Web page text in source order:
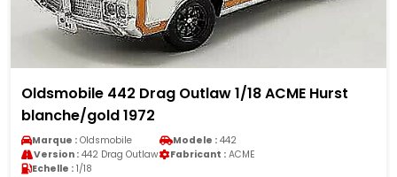
Oldsmobile 442 Drag Outlaw 1/18 ACME Hurst
blanche/gold 1972
Marque : Oldsmobile Modele : 442
Version : 442 Drag Outlaw Fabricant : ACME
Echelle : 1/18